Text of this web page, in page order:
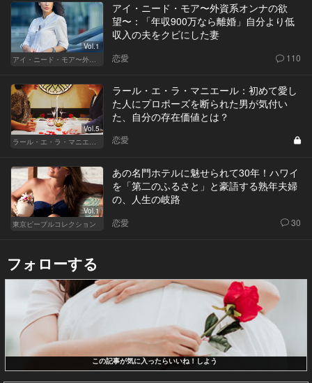
Vol.1
アイ・ニード・モア〜外資系オンナの欲望〜
アイ・ニード・モア〜外資系オンナの欲
望〜：「年収900万なら離婚」自分より低
収入の夫をクビにした妻
恋愛 110
Vol.5
ラール・エ・ラ・マニエール
ラール・エ・ラ・マニエール：初めて愛し
た人にプロポーズを断られた男が気付い
た、自分の存在価値とは？
恋愛
Vol.1
東京ピープルコレクション
あの名門ホテルに魅せられて30年！ハワイ
を「第二のふるさと」と豪語する熟年夫婦
の、人生の岐路
恋愛 30
フォローする
この記事が気に入ったらいいね！しよう